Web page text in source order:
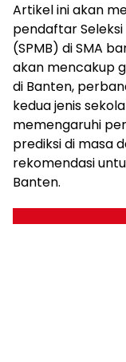
Artikel ini akan
pendaftar
(SPMB) di SMA
akan mencakup
di Banten,
kedua jenis
memengaruhi
prediksi di masa
rekomendasi
Banten.